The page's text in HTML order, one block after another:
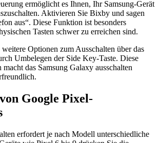
ermöglicht es Ihnen, Ihr Samsung-Gerät
Aktivieren Sie Bixby und sagen
aus“. Diese Funktion ist besonders
Tasten schwer zu erreichen sind.
weitere Optionen zum Ausschalten über das
Umbelegen der Side Key-Taste. Diese
das Samsung Galaxy ausschalten
Google Pixel-
erfordert je nach Modell unterschiedliche